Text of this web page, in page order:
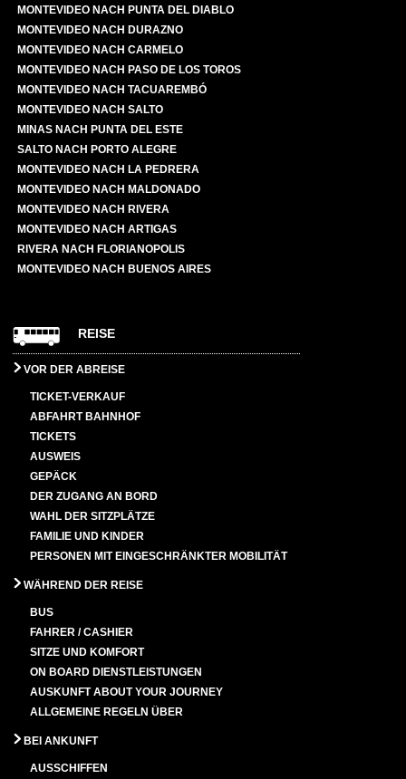
MONTEVIDEO NACH PUNTA DEL DIABLO
MONTEVIDEO NACH DURAZNO
MONTEVIDEO NACH CARMELO
MONTEVIDEO NACH PASO DE LOS TOROS
MONTEVIDEO NACH TACUAREMBÓ
MONTEVIDEO NACH SALTO
MINAS NACH PUNTA DEL ESTE
SALTO NACH PORTO ALEGRE
MONTEVIDEO NACH LA PEDRERA
MONTEVIDEO NACH MALDONADO
MONTEVIDEO NACH RIVERA
MONTEVIDEO NACH ARTIGAS
RIVERA NACH FLORIANOPOLIS
MONTEVIDEO NACH BUENOS AIRES
REISE
VOR DER ABREISE
TICKET-VERKAUF
ABFAHRT BAHNHOF
TICKETS
AUSWEIS
GEPÄCK
DER ZUGANG AN BORD
WAHL DER SITZPLÄTZE
FAMILIE UND KINDER
PERSONEN MIT EINGESCHRÄNKTER MOBILITÄT
WÄHREND DER REISE
BUS
FAHRER / CASHIER
SITZE UND KOMFORT
ON BOARD DIENSTLEISTUNGEN
AUSKUNFT ABOUT YOUR JOURNEY
ALLGEMEINE REGELN ÜBER
BEI ANKUNFT
AUSSCHIFFEN